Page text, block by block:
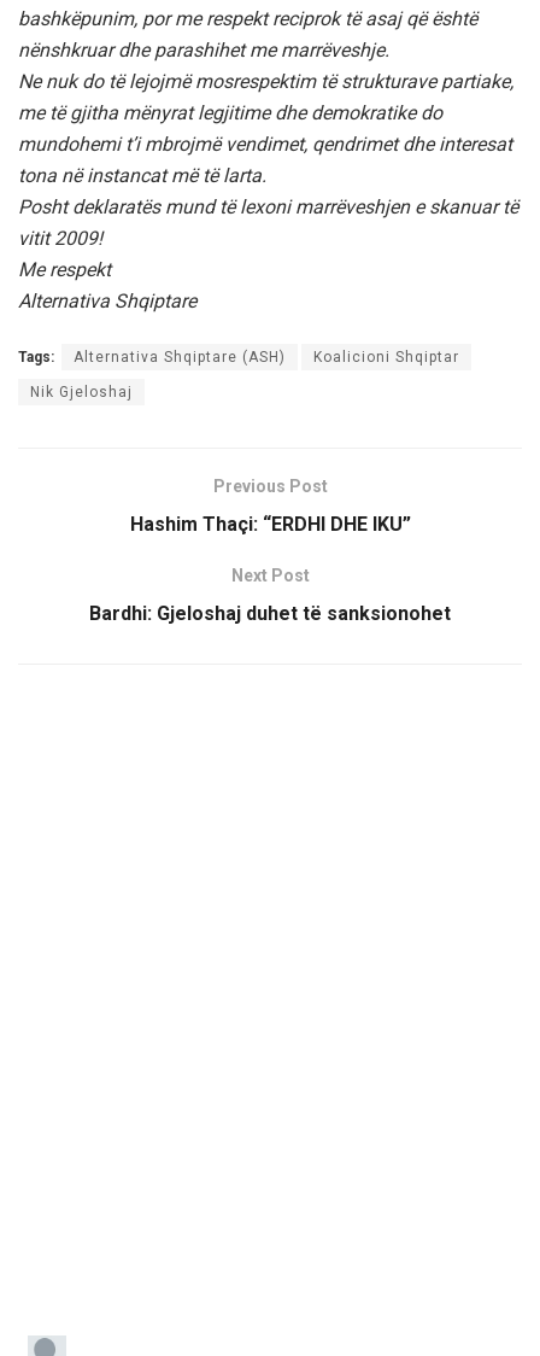
bashkëpunim, por me respekt reciprok të asaj që është
nënshkruar dhe parashihet me marrëveshje.
Ne nuk do të lejojmë mosrespektim të strukturave partiake,
me të gjitha mënyrat legjitime dhe demokratike do
mundohemi t’i mbrojmë vendimet, qendrimet dhe interesat
tona në instancat më të larta.
Posht deklaratës mund të lexoni marrëveshjen e skanuar të
vitit 2009!
Me respekt
Alternativa Shqiptare
Tags: Alternativa Shqiptare (ASH) Koalicioni Shqiptar
Nik Gjeloshaj
Previous Post
Hashim Thaçi: “ERDHI DHE IKU”
Next Post
Bardhi: Gjeloshaj duhet të sanksionohet